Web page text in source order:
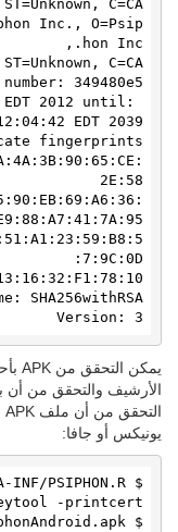
Inc., O=Psip
2012 until:
Version: 3
يونيكس أو جافا:
INF/PSIPHON.R
$ jarsigner -verbose -verify PsiphonAndroid.apk